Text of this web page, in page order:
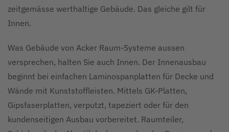
zeitgemässe werthaltige Gebäude. Das gleiche gilt für
Innen.
Was Gebäude von Acker Raum-Systeme aussen
versprechen, halten Sie auch Innen. Der Innenausbau
beginnt bei einfachen Laminospanplatten für Decke und
Wände mit Kunststoffleisten. Mittels GK-Platten,
Gipsfaserplatten, verputzt, tapeziert oder für den
kundenseitigen Ausbau vorbereitet. Raumteiler,